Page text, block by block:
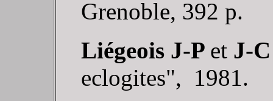
Grenoble, 392 p.
Liégeois J-P et J-
eclogites", 1981.